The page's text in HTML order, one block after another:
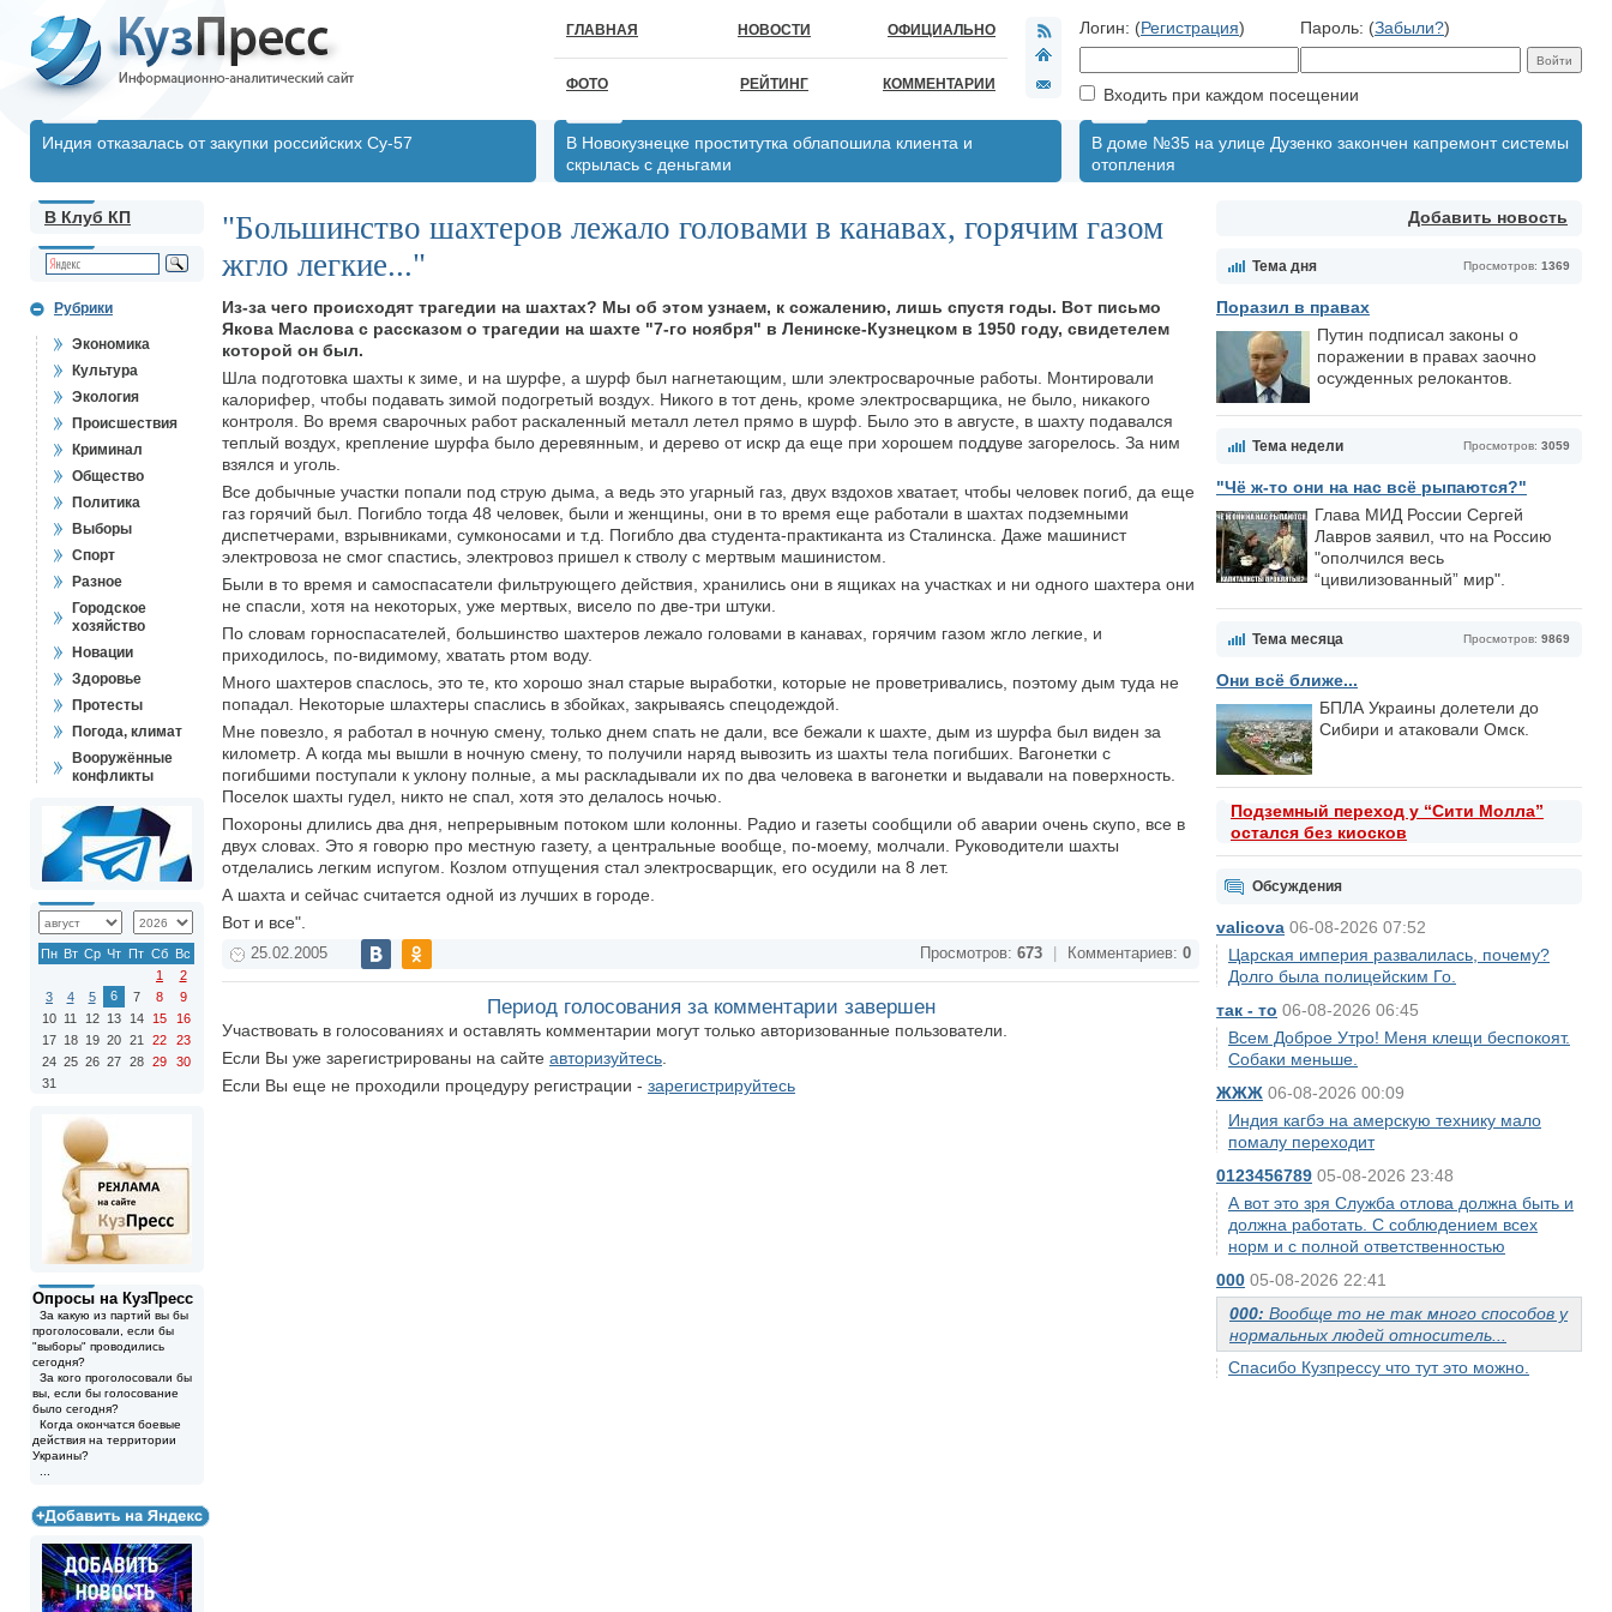
ГЛАВНАЯ НОВОСТИ ОФИЦИАЛЬНО
ФОТО РЕЙТИНГ КОММЕНТАРИИ
Логин: (Регистрация) Пароль: (Забыли?)
Входить при каждом посещении
Индия отказалась от закупки российских Су-57
В Новокузнецке проститутка облапошила клиента и
скрылась с деньгами
В доме №35 на улице Дузенко закончен капремонт системы
отопления
Добавить новость
Просмотров: 1369
Тема дня
Поразил в правах
Путин подписал законы о
поражении в правах заочно
осужденных релокантов.
Просмотров: 3059
Тема недели
"Чё ж-то они на нас всё рыпаются?"
Глава МИД России Сергей
Лавров заявил, что на Россию
"ополчился весь
“цивилизованный” мир".
Просмотров: 9869
Тема месяца
Они всё ближе...
БПЛА Украины долетели до
Сибири и атаковали Омск.
Подземный переход у “Сити Молла”
остался без киосков
Обсуждения
valicova 06-08-2026 07:52
Царская империя развалилась, почему?
Долго была полицейским Го.
так - то 06-08-2026 06:45
Всем Доброе Утро! Меня клещи беспокоят.
Собаки меньше.
ЖЖЖ 06-08-2026 00:09
Индия кагбэ на амерскую технику мало
помалу переходит
0123456789 05-08-2026 23:48
А вот это зря Служба отлова должна быть и
должна работать. С соблюдением всех
норм и с полной ответственностью
000 05-08-2026 22:41
000: Вообще то не так много способов у
нормальных людей относитель...
Спасибо Кузпрессу что тут это можно.
В Клуб КП
Рубрики
Экономика
Культура
Экология
Происшествия
Криминал
Общество
Политика
Выборы
Спорт
Разное
Городское
хозяйство
Новации
Здоровье
Протесты
Погода, климат
Вооружённые
конфликты
Пн Вт Ср Чт Пт Сб Вс
1
2
3
4 5 6 7 8
9
10 11 12 13 14 15
16
17 18 19 20 21 22
23
24 25 26 27 28 29
30
31
Опросы на КузПресс
За какую из партий вы бы
проголосовали, если бы
"выборы" проводились
сегодня?
За кого проголосовали бы
вы, если бы голосование
было сегодня?
Когда окончатся боевые
действия на территории
Украины?
"Большинство шахтеров лежало головами в канавах, горячим газом
жгло легкие..."
Из-за чего происходят трагедии на шахтах? Мы об этом узнаем, к сожалению, лишь спустя годы. Вот письмо
Якова Маслова с рассказом о трагедии на шахте "7-го ноября" в Ленинске-Кузнецком в 1950 году, свидетелем
которой он был.
Шла подготовка шахты к зиме, и на шурфе, а шурф был нагнетающим, шли электросварочные работы. Монтировали
калорифер, чтобы подавать зимой подогретый воздух. Никого в тот день, кроме электросварщика, не было, никакого
контроля. Во время сварочных работ раскаленный металл летел прямо в шурф. Было это в августе, в шахту подавался
теплый воздух, крепление шурфа было деревянным, и дерево от искр да еще при хорошем поддуве загорелось. За ним
взялся и уголь.
Все добычные участки попали под струю дыма, а ведь это угарный газ, двух вздохов хватает, чтобы человек погиб, да еще
газ горячий был. Погибло тогда 48 человек, были и женщины, они в то время еще работали в шахтах подземными
диспетчерами, взрывниками, сумконосами и т.д. Погибло два студента-практиканта из Сталинска. Даже машинист
электровоза не смог спастись, электровоз пришел к стволу с мертвым машинистом.
Были в то время и самоспасатели фильтрующего действия, хранились они в ящиках на участках и ни одного шахтера они
не спасли, хотя на некоторых, уже мертвых, висело по две-три штуки.
По словам горноспасателей, большинство шахтеров лежало головами в канавах, горячим газом жгло легкие, и
приходилось, по-видимому, хватать ртом воду.
Много шахтеров спаслось, это те, кто хорошо знал старые выработки, которые не проветривались, поэтому дым туда не
попадал. Некоторые шлахтеры спаслись в збойках, закрываясь спецодеждой.
Мне повезло, я работал в ночную смену, только днем спать не дали, все бежали к шахте, дым из шурфа был виден за
километр. А когда мы вышли в ночную смену, то получили наряд вывозить из шахты тела погибших. Вагонетки с
погибшими поступали к уклону полные, а мы раскладывали их по два человека в вагонетки и выдавали на поверхность.
Поселок шахты гудел, никто не спал, хотя это делалось ночью.
Похороны длились два дня, непрерывным потоком шли колонны. Радио и газеты сообщили об аварии очень скупо, все в
двух словах. Это я говорю про местную газету, а центральные вообще, по-моему, молчали. Руководители шахты
отделались легким испугом. Козлом отпущения стал электросварщик, его осудили на 8 лет.
А шахта и сейчас считается одной из лучших в городе.
Вот и все".
25.02.2005 Просмотров: 673 Комментариев: 0
Период голосования за комментарии завершен
Участвовать в голосованиях и оставлять комментарии могут только авторизованные пользователи.
Если Вы уже зарегистрированы на сайте авторизуйтесь
Если Вы еще не проходили процедуру регистрации - зарегистрируйтесь